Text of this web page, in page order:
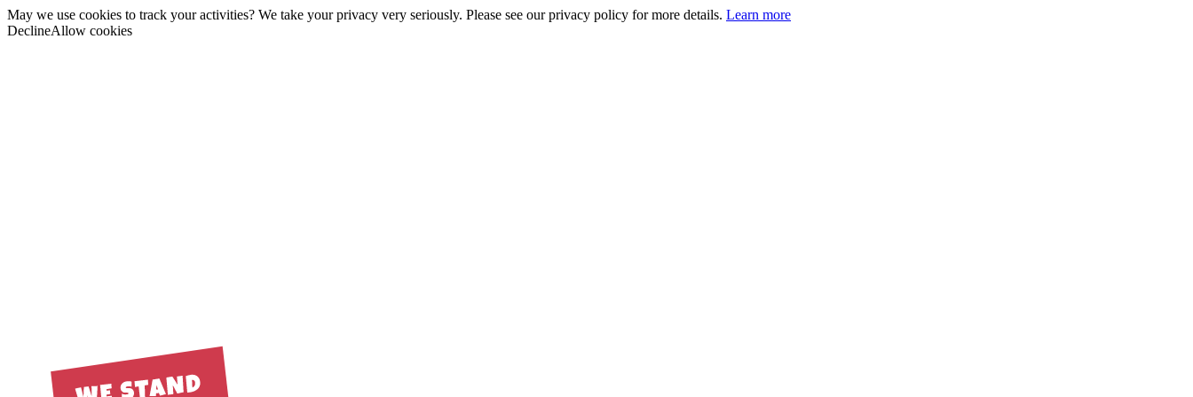
May we use cookies to track your activities? We take your privacy very seriously. Please see our privacy policy for more details. Learn more
DeclineAllow cookies